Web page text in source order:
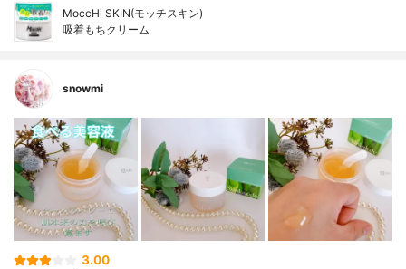
MoccHi SKIN(モッチスキン)
吸着もちクリーム
snowmi
3.00